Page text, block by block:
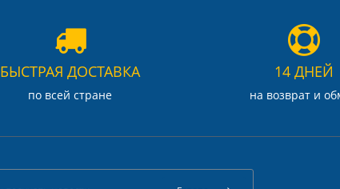
БЫСТРАЯ ДОСТАВКА
по всей стране
14 ДНЕЙ
на возврат и